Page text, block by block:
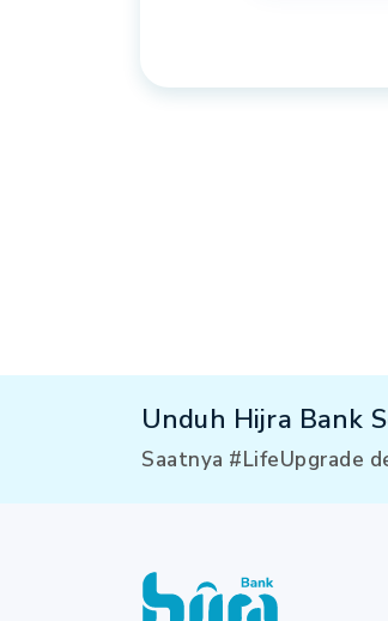
Unduh Hijra Bank
Saatnya #LifeUpgrade